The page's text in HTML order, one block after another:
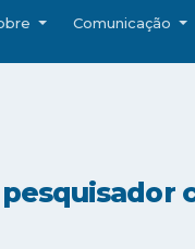
Comunicação